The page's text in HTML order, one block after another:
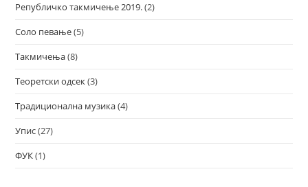
Републичко такмичење 2019.(2)
Соло певање(5)
Такмичења(8)
Теоретски одсек(3)
Традиционална музика(4)
Упис(27)
ФУК(1)